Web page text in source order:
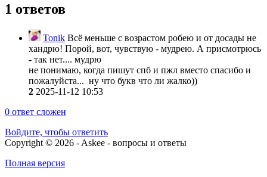
1 ответов
Tonik Всё меньше с возрастом робею и от досады не
хандрю! Порой, вот, чувствую - мудрею. А присмотрюсь
- так нет.... мудрю
не понимаю, когда пишут спб и пжл вместо спасибо и
пожалуйста... ну что букв что ли жалко))
2 2025-11-12 10:53
0 ответ сложен
Войдите, чтобы ответить
Copyright © 2026 - Askee - вопросы и ответы
Полная версия